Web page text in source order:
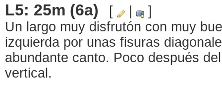
L5: 25m (6a) [
]
Un largo muy disfrutón con muy
izquierda por unas fisuras
abundante canto. Poco después
vertical.